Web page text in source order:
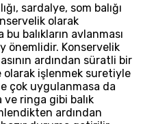
sardalye, som balığı
olarak
bu balıkların avlanması
önemlidir. Konservelik
ardından süratli bir
işlenmek suretiyle
çok uygulanmasa da
ringa gibi balık
ardından